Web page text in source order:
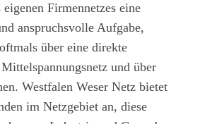
Firmennetzes eine
anspruchsvolle Aufgabe,
über eine direkte
und über
Westfalen Weser Netz bietet
im Netzgebiet an, diese